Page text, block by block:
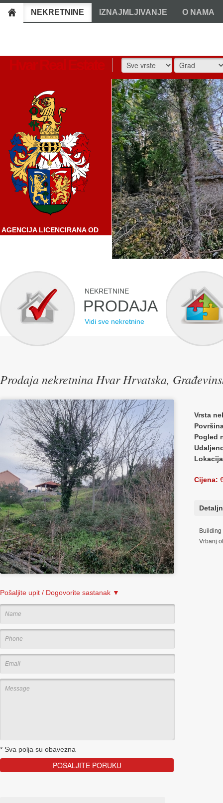
NEKRETNINE IZNAJMLJIVANJE O NAMA
AGENCIJA LICENCIRANA OD
STRANE HRVATSKE
NEKRETNINE
PRODAJA
Vidi sve nekretnine
Prodaja nekretnina Hvar Hrvatska,
Pošaljite upit / Dogovorite sastanak ▼
* Sva polja su obavezna
Vrsta
Pogled
Cijena:
Vrbanj